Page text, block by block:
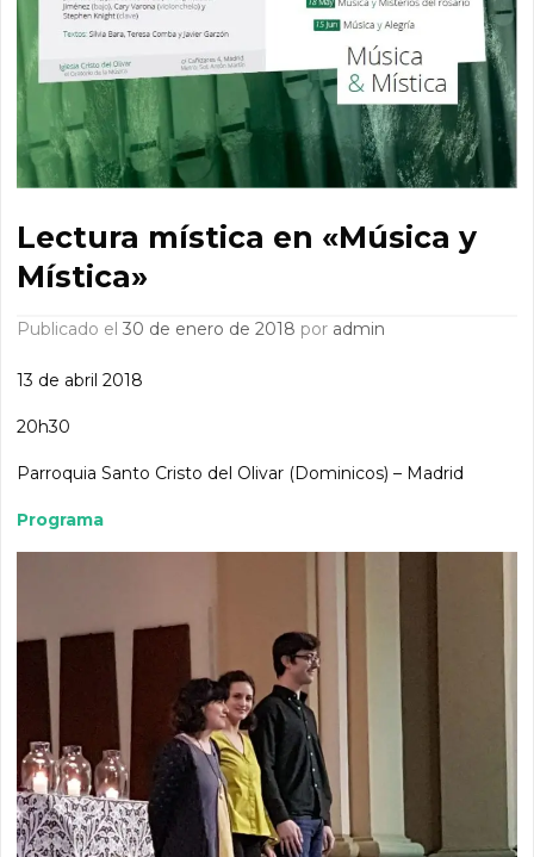
Lectura mística en «Música y
Mística»
Publicado el30 de enero de 2018 por admin
13 de abril 2018
20h30
Parroquia Santo Cristo del Olivar (Dominicos) – Madrid
Programa